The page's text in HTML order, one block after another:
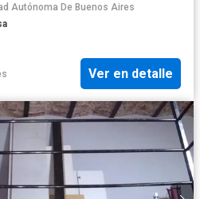
Autónoma De Buenos Aires
Ver en detalle